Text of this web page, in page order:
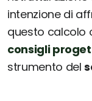
intenzione di
questo calcolo
consigli
strumento del